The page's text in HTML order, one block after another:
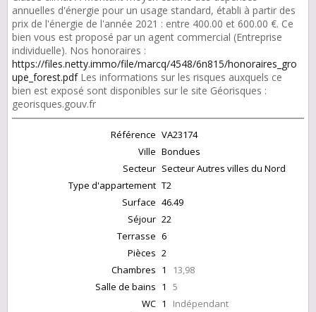
annuelles d'énergie pour un usage standard, établi à partir des
prix de l'énergie de l'année 2021 : entre 400.00 et 600.00 €. Ce
bien vous est proposé par un agent commercial (Entreprise
individuelle). Nos honoraires :
https://files.netty.immo/file/marcq/4548/6n815/honoraires_gro
upe_forest.pdfLes informations sur les risques auxquels ce
bien est exposé sont disponibles sur le site Géorisques :
georisques.gouv.fr
Référence VA23174
Ville Bondues
Secteur Secteur Autres villes du Nord
Type d'appartement T2
Surface 46.49
Séjour 22
Terrasse 6
Pièces 2
Chambres 1
13,98
Salle de bains 1 5
WC 1 Indépendant